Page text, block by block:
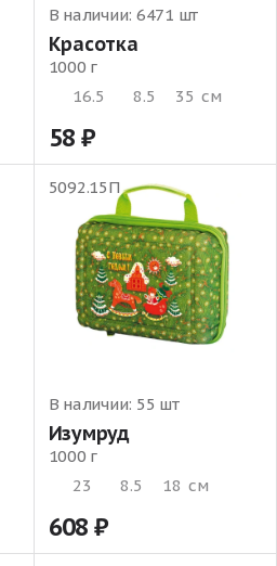
В наличии: 6471 шт
Красотка
1000 г
16.5
8.5 35 см
58
5092.15П
В наличии: 55 шт
Изумруд
1000 г
23
8.5 18 см
608